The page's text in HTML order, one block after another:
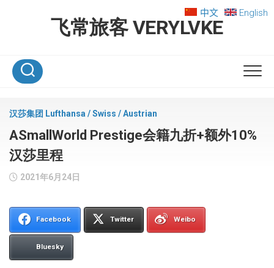
飞常旅客 VERYLVKE
中文 English
汉莎集团 Lufthansa / Swiss / Austrian
ASmallWorld Prestige会籍九折+额外10%
汉莎里程
2021年6月24日
Facebook Twitter Weibo
Bluesky